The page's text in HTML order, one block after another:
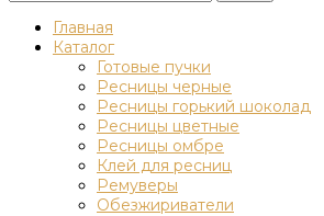
Главная
Каталог
Готовые пучки
Ресницы черные
Ресницы горький шоколад
Ресницы цветные
Ресницы омбре
Клей для ресниц
Ремуверы
Обезжириватели